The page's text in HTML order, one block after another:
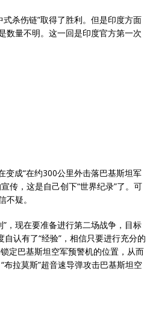
杀伤链”取得了胜利。但是印度方面
数量不明。这一回是印度官方第一次
变成“在约300公里外击落巴基斯坦军
传，这是自己创下“世界纪录”了。可
疑。
，现在要准备进行第二场战争，目标
认有了“经验”，相信只要进行充分的
定巴基斯坦空军预警机的位置，从而
拉莫斯”超音速导弹攻击巴基斯坦空